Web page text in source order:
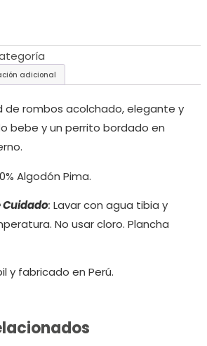
adicional
de rombos acolchado, elegante y
bebe y un perrito bordado en
Algodón Pima.
Cuidado: Lavar con agua tibia y
No usar cloro. Plancha
y fabricado en Perú.